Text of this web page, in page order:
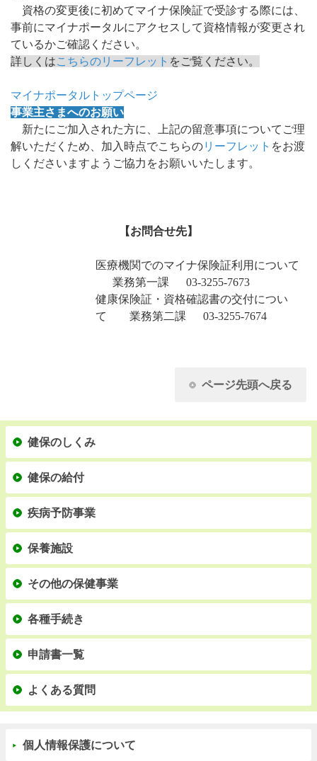
資格の変更後に初めてマイナ保険証で受診する際には、
事前にマイナポータルにアクセスして資格情報が変更され
ているかご確認ください。
詳しくはこちらのリーフレット をご覧ください。
マイナポータルトップページ
事業主さまへのお願い
新たにご加入された方に、上記の留意事項についてご理
解いただくため、加入時点でこちらのリーフレット をお渡
しくださいますようご協力をお願いいたします。
【お問合せ先】
医療機関でのマイナ保険証利用について
業務第一課 03-3255-7673
健康保険証・資格確認書の交付につい
て 業務第二課 03-3255-7674
ページ先頭へ戻る
健保のしくみ
健保の給付
疾病予防事業
保養施設
その他の保健事業
各種手続き
申請書一覧
よくある質問
個人情報保護について